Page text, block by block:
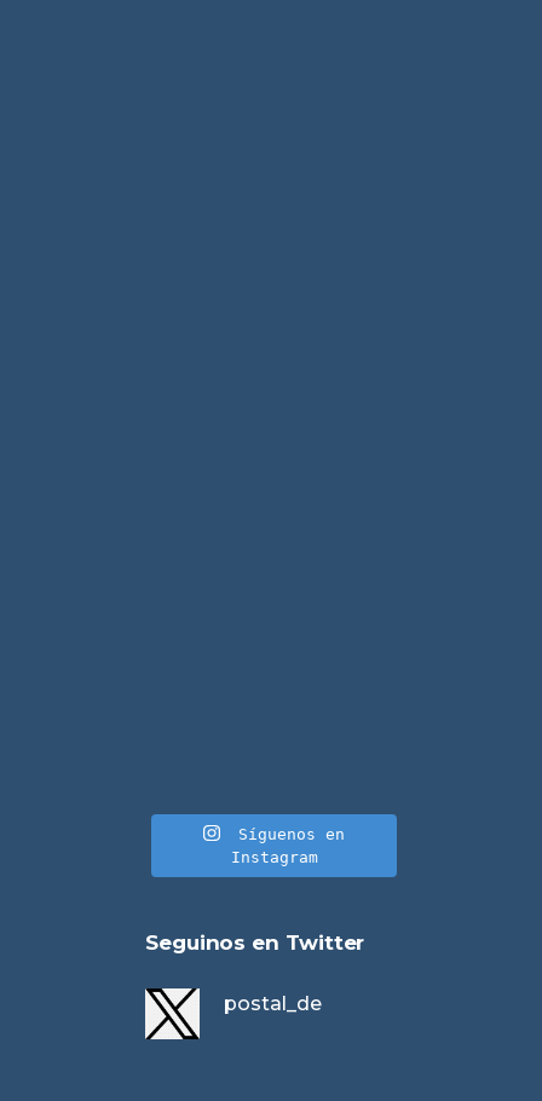
Síguenos en
Instagram
Seguinos en Twitter
postal_de